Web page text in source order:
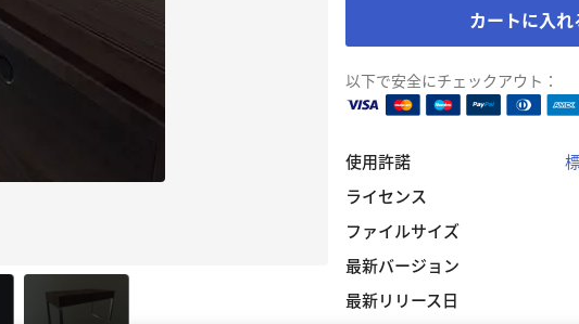
カートに入れ
以下で安全にチェックアウト：
使用許諾
ライセンス
ファイルサイズ
最新バージョン
最新リリース日